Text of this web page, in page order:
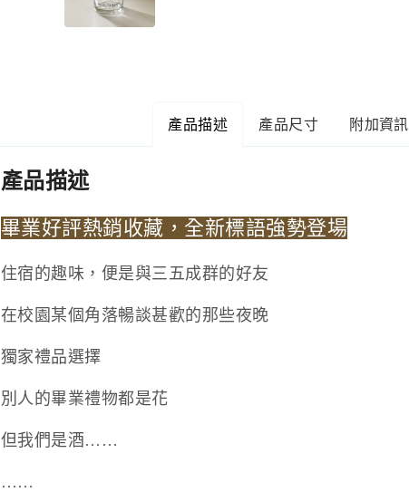
產品描述 產品尺寸 附加資訊
產品描述
畢業好評熱銷收藏，全新標語強勢登場
住宿的趣味，便是與三五成群的好友
在校園某個角落暢談甚歡的那些夜晚
獨家禮品選擇
別人的畢業禮物都是花
但我們是酒……
……